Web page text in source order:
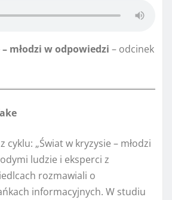
młodzi w odpowiedzi – odcinek
cyklu: „Świat w kryzysie – młodzi
ludzie i eksperci z
rozmawiali o
informacyjnych. W studiu